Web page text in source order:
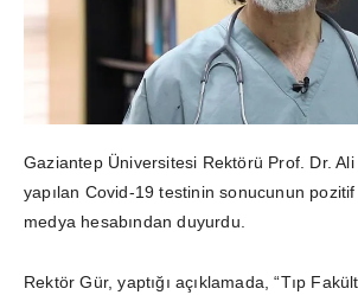
Gaziantep Üniversitesi Rektörü Prof. Dr. Ali
yapılan Covid-19 testinin sonucunun pozitif
medya hesabından duyurdu.
Rektör Gür, yaptığı açıklamada, “Tıp